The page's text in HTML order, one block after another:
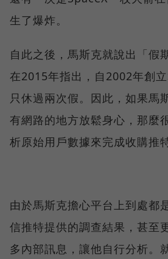
生了爆炸。
自此之後，馬斯克就說出「假
在2015年指出，自2002年創
只休過兩次假。因此，如果馬
有網路的地方放鬆身心，那麼
析原始用戶數據來完成收購推
由於馬斯克擔心平台上到處都
信推特提供的調查結果，甚至
多內部訊息，讓他自行分析。